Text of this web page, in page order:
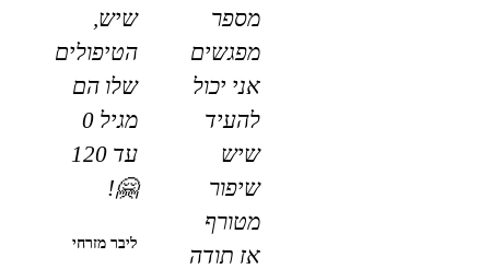
מספר
מפגשים
אני יכול
להעיד
שיש
שיפור
מטורף
אז תודה
שיש,
הטיפולים
שלו הם
מגיל 0
עד 120
🤗!
ליבר מזרחי